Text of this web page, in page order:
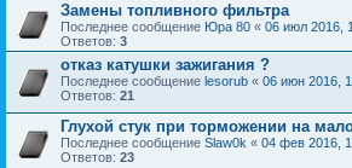
Замены топливного фильтра
Последнее сообщение Юра 80 « 06 июл 2016,
Ответов: 3
отказ катушки зажигания ?
Последнее сообщение lesorub « 06 июн 2016,
Ответов: 21
Глухой стук при торможении на
Последнее сообщение Slаw0k « 04 фев 2016,
Ответов: 23